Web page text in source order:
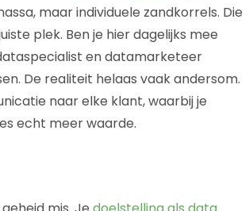
maar individuele zandkorrels. Die
plek. Ben je hier dagelijks mee
en datamarketeer
De realiteit helaas vaak andersom.
naar elke klant, waarbij je
echt meer waarde.